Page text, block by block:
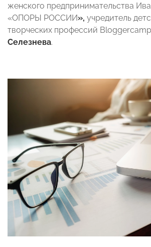
женского предпринимательства
«ОПОРЫ РОССИИ», учредитель
творческих профессий Bloggercamp
Селезнева.